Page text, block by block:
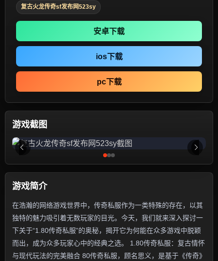
复古火龙传奇sf发布网523sy
安卓下载
ios下载
pc下载
游戏截图
游戏简介
在浩瀚的网络游戏世界中，传奇私服作为一类特殊的存在，以其
独特的魅力吸引着无数玩家的目光。今天，我们就来深入探讨一
下关于“1.80传奇私服”的奥秘，揭开它为何能在众多游戏中脱颖
而出，成为众多玩家心中的经典之选。 1.80传奇私服：复古情怀
与现代玩法的完美融合 80传奇私服，顾名思义，是基于《传奇》